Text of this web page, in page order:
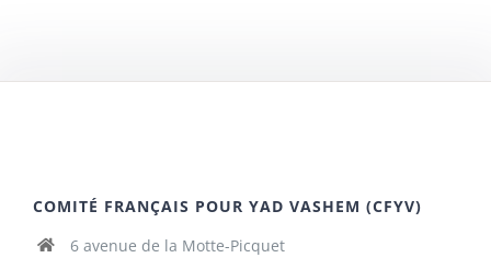
COMITÉ FRANÇAIS POUR YAD VASHEM (CFYV)
6 avenue de la Motte-Picquet